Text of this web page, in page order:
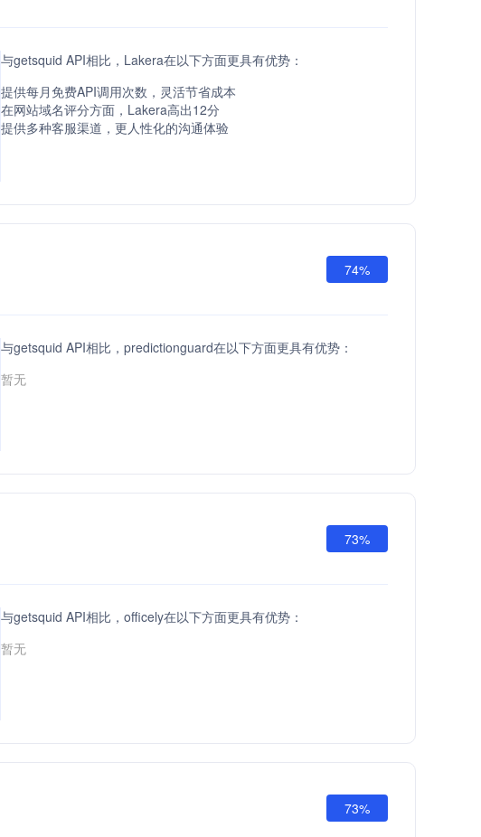
与getsquid API相比，Lakera在以下方面更具有优势：
提供每月免费API调用次数，灵活节省成本
在网站域名评分方面，Lakera高出12分
提供多种客服渠道，更人性化的沟通体验
74%
与getsquid API相比，predictionguard在以下方面更具有优势：
暂无
73%
与getsquid API相比，officely在以下方面更具有优势：
暂无
73%